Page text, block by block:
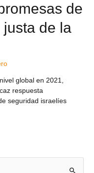
de
de la
global en 2021,
respuesta
seguridad israelíes